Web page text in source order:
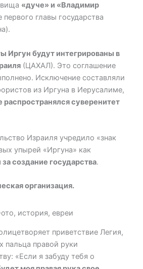
«дуче» и «Владимир
главы государства
Иргун будут интегрированы в
(ЦАХАЛ). Это соглашение
Исключение составляли
из Иргуна в Иерусалиме,
распространялся суверенитет
Израиля учредило «знак
упырей «Иргуна» как
создание государства.
организация.
приветствие Легия,
пальца правой руки
«Если я забуду тебя о